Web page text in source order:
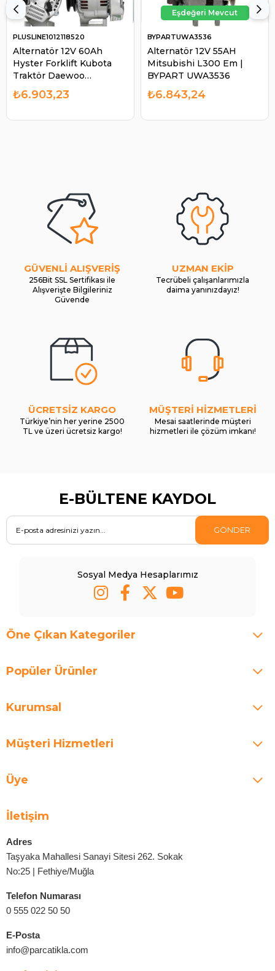
Alternatör 12V 60Ah
Hyster Forklift Kubota
Traktör Daewoo
Johndeere 1565 Massey
Ferguson Agco | Pluslıne
PLUSLINE1012118520
₺6.903,23
Alternatör 12V 55AH
Mitsubishi L300 Em |
BYPART UWA3536
BYPARTUWA3536
₺6.843,24
GÜVENLİ ALIŞVERİŞ
256Bit SSL Sertifikası ile
Alışverişte Bilgileriniz
Güvende
UZMAN EKİP
Tecrübeli çalışanlarımızla
daima yanınızdayız!
ÜCRETSİZ KARGO
Türkiye’nin her yerine 2500
TL ve üzeri ücretsiz kargo!
MÜŞTERİ HİZMETLERİ
Mesai saatlerinde müşteri
hizmetleri ile çözüm imkanı!
E-BÜLTENE KAYDOL
GÖNDER
Sosyal Medya Hesaplarımız
Öne Çıkan Kategoriler
Popüler Ürünler
Kurumsal
Müşteri Hizmetleri
Üye
İletişim
Adres
Taşyaka Mahallesi Sanayi Sitesi 262. Sokak
No:25 | Fethiye/Muğla
Telefon Numarası
0 555 022 50 50
E-Posta
info@parcatikla.com